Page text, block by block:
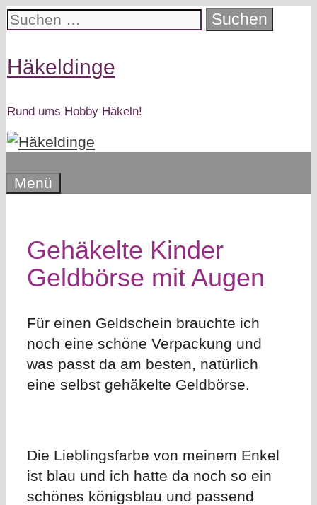
Zum
Inhalt
springen
Suchen
Häkeldinge
Rund ums Hobby Häkeln!
Menü
Gehäkelte Kinder
Geldbörse mit Augen
Für einen Geldschein brauchte ich
noch eine schöne Verpackung und
was passt da am besten, natürlich
eine selbst gehäkelte Geldbörse.
Die Lieblingsfarbe von meinem Enkel
ist blau und ich hatte da noch so ein
schönes königsblau und passend